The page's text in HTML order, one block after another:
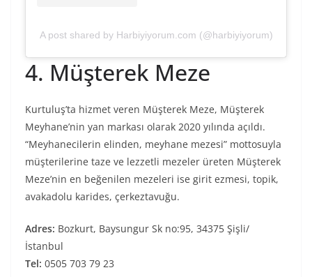
A post shared by Harbiyiyorum.com (@harbiyiyorum)
4. Müşterek Meze
Kurtuluş’ta hizmet veren Müşterek Meze, Müşterek
Meyhane’nin yan markası olarak 2020 yılında açıldı.
“Meyhanecilerin elinden, meyhane mezesi” mottosuyla
müşterilerine taze ve lezzetli mezeler üreten Müşterek
Meze’nin en beğenilen mezeleri ise girit ezmesi, topik,
avakadolu karides, çerkeztavuğu.
Adres: Bozkurt, Baysungur Sk no:95, 34375 Şişli/
İstanbul
Tel: 0505 703 79 23